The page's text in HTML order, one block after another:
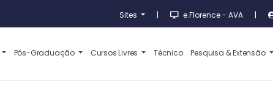
Sites | e.Florence - AVA |
Pós-Graduação Cursos Livres Técnico Pesquisa & Extensão